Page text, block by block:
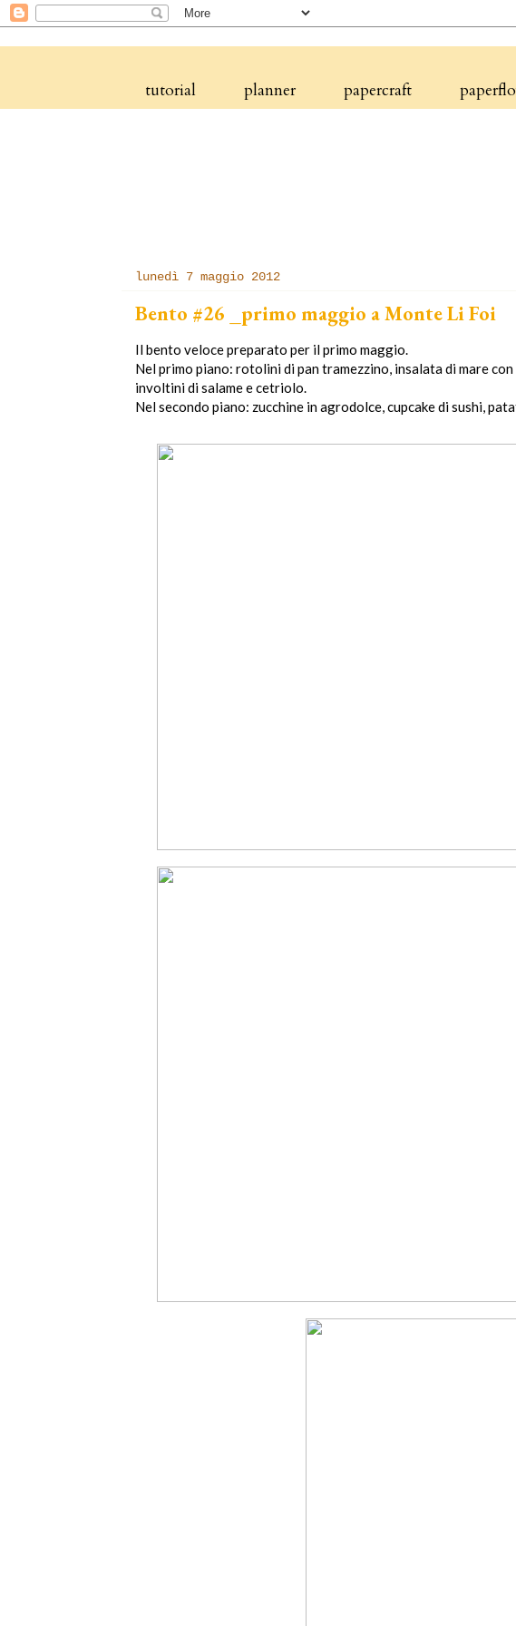
tutorial planner papercraft
lunedì 7 maggio 2012
Bento #26 _primo maggio a Monte Li Foi
Il bento veloce preparato per il primo maggio.
Nel primo piano: rotolini di pan tramezzino, insalata di mare
involtini di salame e cetriolo.
Nel secondo piano: zucchine in agrodolce, cupcake di sushi,